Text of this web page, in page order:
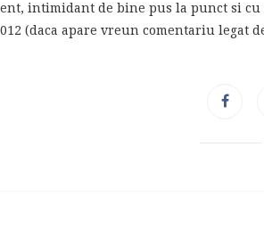
intimidant de bine pus la punct si
(daca apare vreun comentariu legat